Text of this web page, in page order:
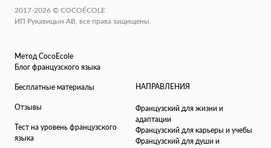
2017-2026 © COCOÉCOLE
ИП Рукавицын АВ, все права защищены.
Метод CocoEcole
Блог французского языка
Бесплатные материалы
Отзывы
Тест на уровень французского
языка
НАПРАВЛЕНИЯ
Французский для жизни и
адаптации
Французский для карьеры и учебы
Французский для души и